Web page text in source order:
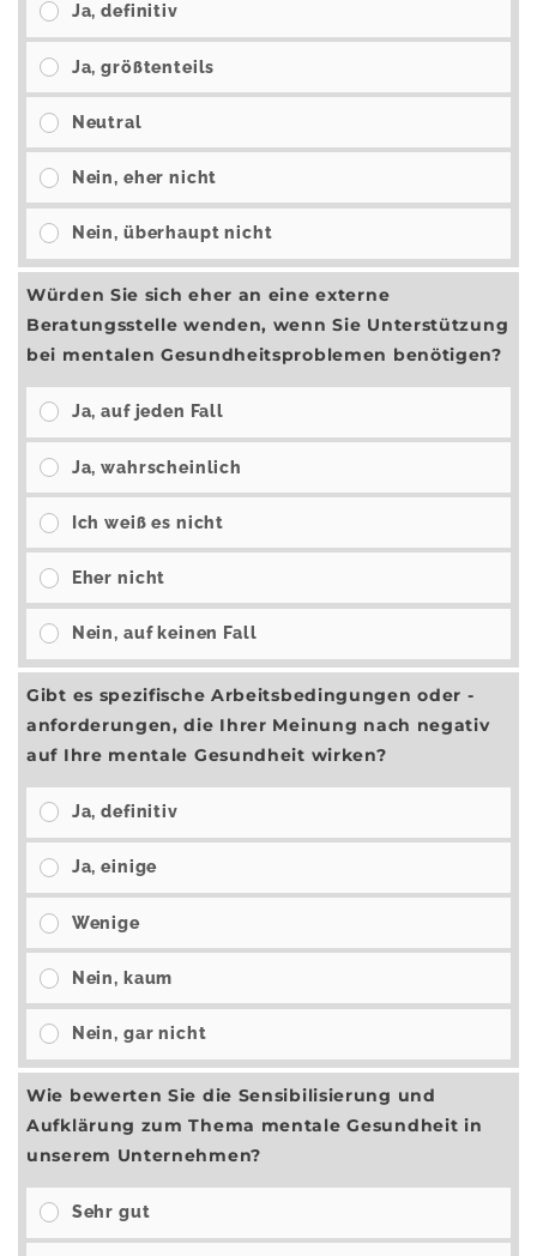
Ja, definitiv
Ja, größtenteils
Neutral
Nein, eher nicht
Nein, überhaupt nicht
Würden Sie sich eher an eine externe
Beratungsstelle wenden, wenn Sie Unterstützung
bei mentalen Gesundheitsproblemen benötigen?
Ja, auf jeden Fall
Ja, wahrscheinlich
Ich weiß es nicht
Eher nicht
Nein, auf keinen Fall
Gibt es spezifische Arbeitsbedingungen oder -
anforderungen, die Ihrer Meinung nach negativ
auf Ihre mentale Gesundheit wirken?
Ja, definitiv
Ja, einige
Wenige
Nein, kaum
Nein, gar nicht
Wie bewerten Sie die Sensibilisierung und
Aufklärung zum Thema mentale Gesundheit in
unserem Unternehmen?
Sehr gut